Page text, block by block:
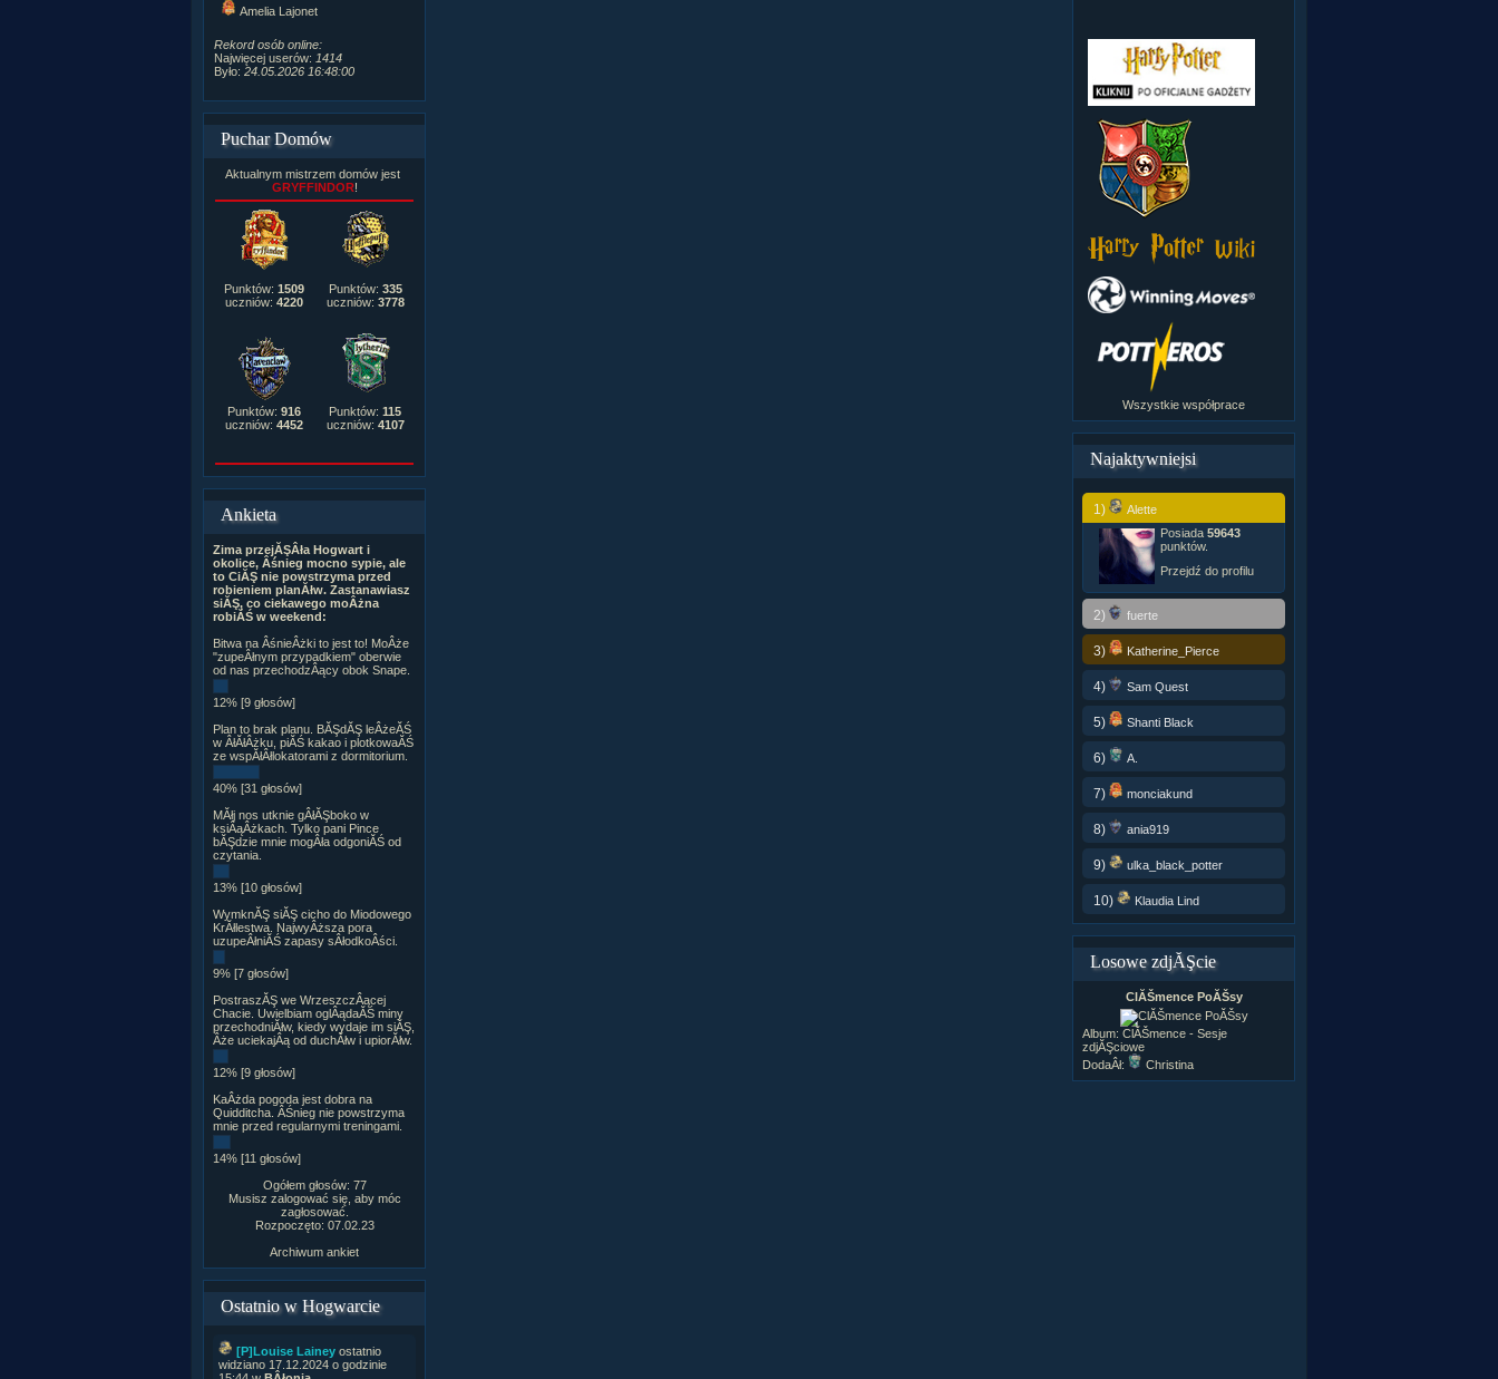
Amelia Lajonet
Rekord osób online:
Najwięcej userów: 1414
Było: 24.05.2026 16:48:00
Puchar Domów
Aktualnym mistrzem domów jest
GRYFFINDOR!
Punktów: 1509
uczniów: 4220
Punktów: 335
uczniów: 3778
Punktów: 916
uczniów: 4452
Punktów: 115
uczniów: 4107
Ankieta
Zima przejĂŞÂła Hogwart i
okolice, Âśnieg mocno sypie, ale
to CiĂŞ nie powstrzyma przed
robieniem planĂłw. Zastanawiasz
siĂŞ, co ciekawego moÂżna
robiĂŚ w weekend:
Bitwa na ÂśnieÂżki to jest to! MoÂże
"zupeÂłnym przypadkiem" oberwie
od nas przechodzÂący obok Snape.
12% [9 głosów]
Plan to brak planu. BĂŞdĂŞ leÂżeĂŚ
w ÂłĂłÂżku, piĂŚ kakao i plotkowaĂŚ
ze wspĂłÂłlokatorami z dormitorium.
40% [31 głosów]
MĂłj nos utknie gÂłĂŞboko w
ksiÂąÂżkach. Tylko pani Pince
bĂŞdzie mnie mogÂła odgoniĂŚ od
czytania.
13% [10 głosów]
WymknĂŞ siĂŞ cicho do Miodowego
KrĂłlestwa. NajwyÂższa pora
uzupeÂłniĂŚ zapasy sÂłodkoÂści.
9% [7 głosów]
PostraszĂŞ we WrzeszczÂącej
Chacie. Uwielbiam oglÂądaĂŚ miny
przechodniĂłw, kiedy wydaje im siĂŞ,
Âże uciekajÂą od duchĂłw i upiorĂłw.
12% [9 głosów]
KaÂżda pogoda jest dobra na
Quidditcha. ÂŚnieg nie powstrzyma
mnie przed regularnymi treningami.
14% [11 głosów]
Ogółem głosów: 77
Musisz zalogować się, aby móc
zagłosować.
Rozpoczęto: 07.02.23
Archiwum ankiet
Ostatnio w Hogwarcie
[P]Louise Lainey ostatnio
widziano 17.12.2024 o godzinie
Wszystkie współprace
Najaktywniejsi
1)
Alette
Posiada 59643
punktów.
Przejdź do profilu
2) fuerte
3) Katherine_Pierce
4) Sam Quest
5) Shanti Black
6) A.
7) monciakund
8) ania919
9) ulka_black_potter
10) Klaudia Lind
Losowe zdjĂŞcie
ClĂŠmence PoĂŠsy
Album: ClĂŠmence - Sesje
zdjĂŞciowe
DodaÂł:
Christina